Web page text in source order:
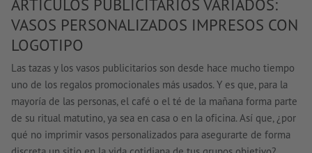
ARTÍCULOS PUBLICITARIOS VARIADOS:
VASOS PERSONALIZADOS IMPRESOS CON
LOGOTIPO
Las tazas y los vasos publicitarios son desde hace mucho tiempo
uno de los regalos promocionales más usados. Y es que, para la
mayoría de las personas, el café o el té de la mañana forma parte
de su ritual matutino, ya sea en casa o en la oficina. Así que, ¿por
qué no imprimir vasos personalizados para asegurarte de forma